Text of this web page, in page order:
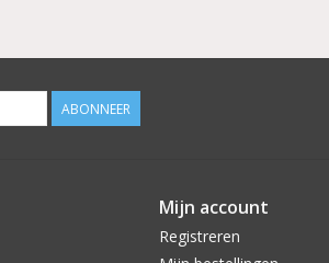
ABONNEER
Mijn account
Registreren